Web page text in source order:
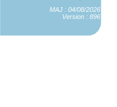
MAJ : 04/08/2026
Version : 896